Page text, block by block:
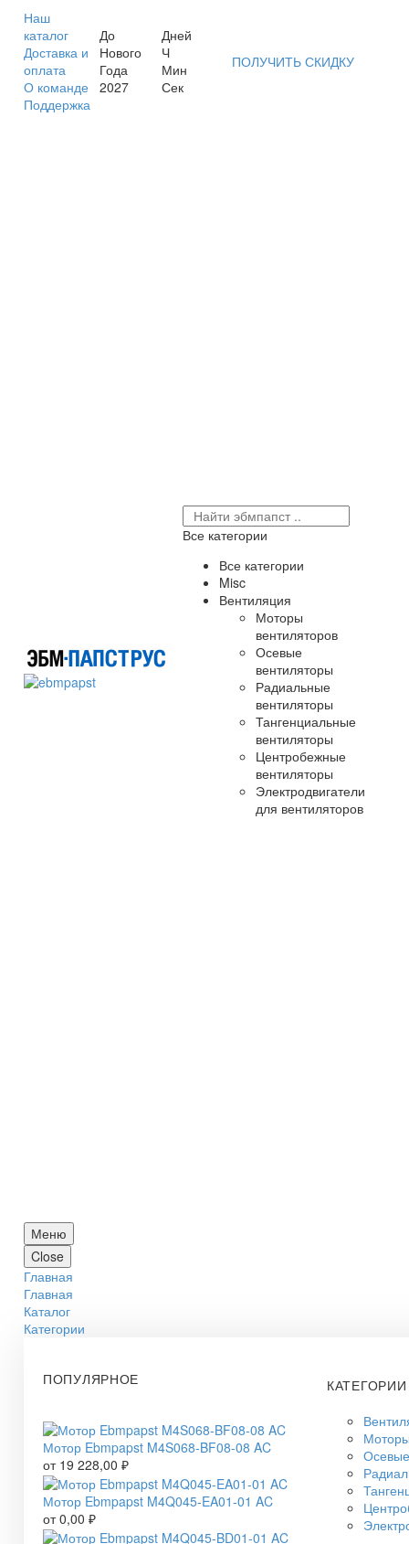
Наш
каталог
Доставка и
оплата
О команде
Поддержка
До
Нового
Года
2027
Дней
Ч
Мин
Сек
ПОЛУЧИТЬ СКИДКУ
Все категории
Все категории
Misc
Вентиляция
Моторы
вентиляторов
Осевые
вентиляторы
Радиальные
вентиляторы
Тангенциальные
вентиляторы
Центробежные
вентиляторы
Электродвигатели
для вентиляторов
Меню
Close
Главная
Главная
Каталог
Категории
ПОПУЛЯРНОЕ
Мотор Ebmpapst M4S068-BF08-08 AC
от 19 228,00 ₽
Мотор Ebmpapst M4Q045-EA01-01 AC
от0,00 ₽
КАТЕГОРИИ